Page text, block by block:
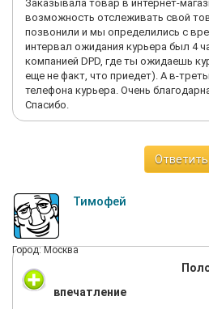
Заказывала товар в интернет-
возможность отслеживать свой
позвонили и мы определились с
интервал ожидания курьера был 4
компанией DPD, где ты ожидаешь
еще не факт, что приедет). А в-
телефона курьера. Очень
Спасибо.
Ответить
Тимофей
Город: Москва
впечатление